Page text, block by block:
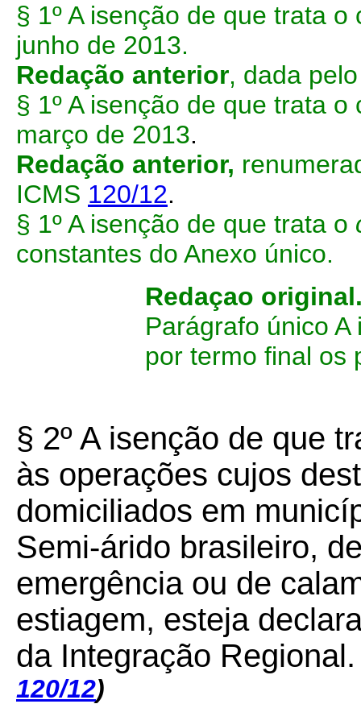
§ 1º A isenção de que trata
junho de 2013.
Redação anterior, dada
§ 1º A isenção de que trata
março de 2013.
Redação anterior,
ICMS 120/12.
§ 1º A isenção de que trata o
constantes do Anexo único.
Redaçao
Parágrafo único
por termo final os
§ 2º A isenção de que
às operações cujos
domiciliados em
Semi-árido brasileiro,
emergência ou de
estiagem, esteja
da Integração Regional.
120/12)